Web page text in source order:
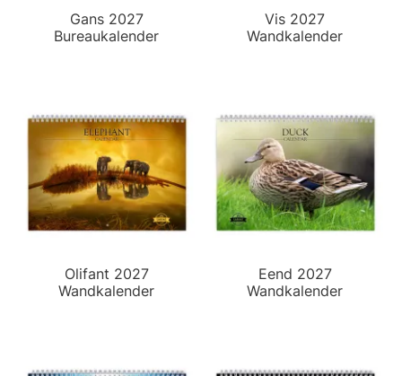
Gans 2027
Bureaukalender
Vis 2027
Wandkalender
Olifant 2027
Wandkalender
Eend 2027
Wandkalender